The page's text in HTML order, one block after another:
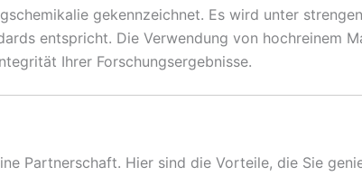
gekennzeichnet. Es wird unter
entspricht. Die Verwendung von hochreinem
Ihrer Forschungsergebnisse.
Partnerschaft. Hier sind die Vorteile, die Sie